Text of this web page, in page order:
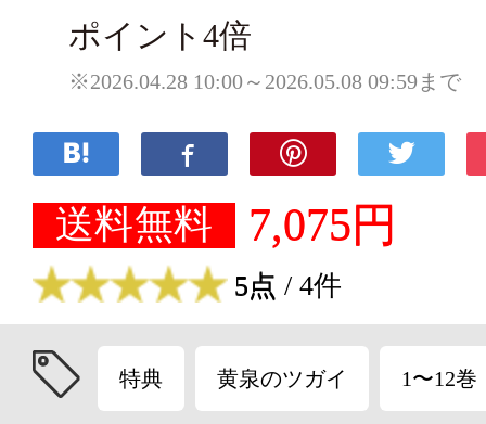
ポイント4倍
※2026.04.28 10:00～2026.05.08 09:59まで
送料無料 7,075円
5点 / 4件
特典 黄泉のツガイ 1〜12巻